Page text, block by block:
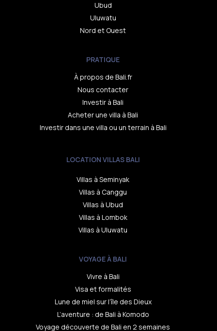
Ubud
Uluwatu
Nord et Ouest
PRATIQUE
À propos de Bali.fr
Nous contacter
Investir à Bali
Acheter une villa à Bali
Investir dans une villa ou un terrain à Bali
LOCATION VILLAS BALI
Villas à Seminyak
Villas à Canggu
Villas à Ubud
Villas à Lombok
Villas à Uluwatu
VOYAGE À BALI
Vivre à Bali
Visa et formalités
Lune de miel sur l’île des Dieux
L’aventure : de Bali à Komodo
Voyage découverte de Bali en 2 semaines